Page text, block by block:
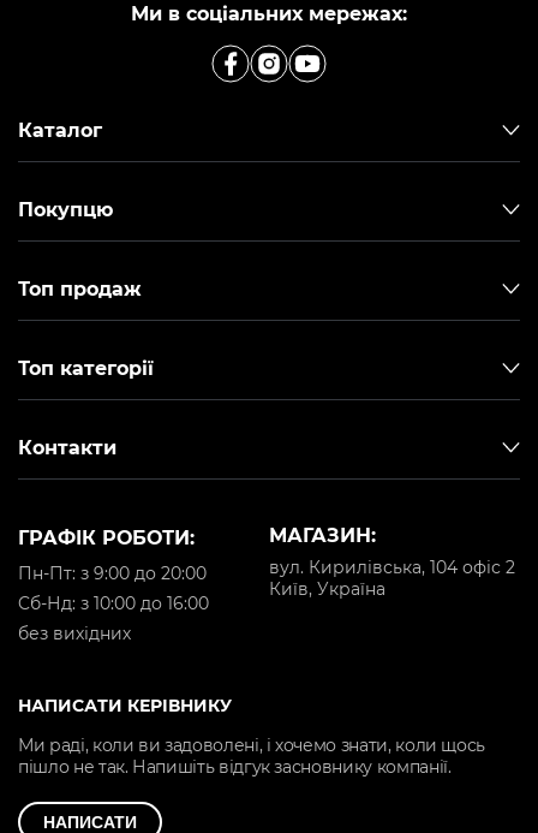
Ми в соціальних мережах:
Каталог
Покупцю
Топ продаж
Топ категорії
Контакти
МАГАЗИН:
вул. Кирилівська, 104 офіс 2
Київ, Україна
ГРАФІК РОБОТИ:
Пн-Пт: з 9:00 до 20:00
Cб-Нд: з 10:00 до 16:00
без вихідних
НАПИСАТИ КЕРІВНИКУ
Ми раді, коли ви задоволені, і хочемо знати, коли щось
пішло не так. Напишіть відгук засновнику компанії.
НАПИСАТИ